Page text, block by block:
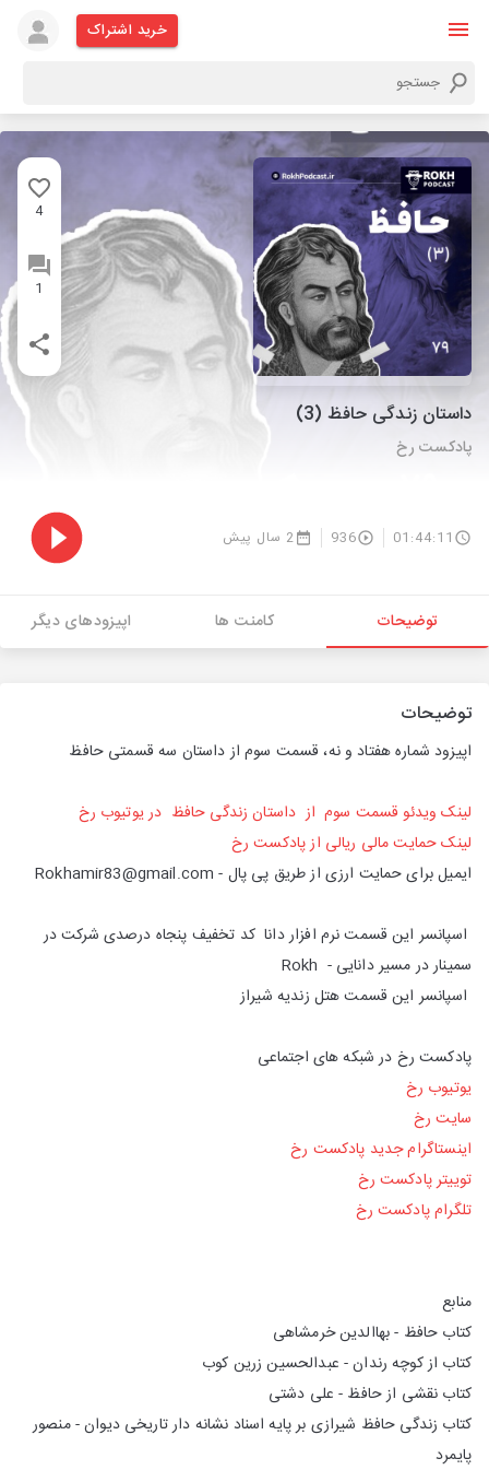
خرید اشتراک
4
1
داستان زندگی حافظ (3)
پادکست رخ
01:44:11
936 2 سال پیش
توضیحات کامنت ها اپیزودهای دیگر
توضیحات
اپیزود شماره هفتاد و نه، قسمت سوم از داستان سه قسمتی حافظ
لینک ویدئو قسمت سوم از داستان زندگی حافظ در یوتیوب رخ
لینک حمایت مالی ریالی از پادکست رخ
ایمیل برای حمایت ارزی از طریق پی پال - Rokhamir83@gmail.com
اسپانسر این قسمت نرم افزار دانا کد تخفیف پنجاه درصدی شرکت در
سمینار در مسیر دانایی - Rokh
اسپانسر این قسمت هتل زندیه شیراز
پادکست رخ در شبکه های اجتماعی
یوتیوب رخ
سایت رخ
اینستاگرام جدید پادکست رخ
توییتر پادکست رخ
تلگرام پادکست رخ
منابع
کتاب حافظ - بهاالدین خرمشاهی
کتاب از کوچه رندان - عبدالحسین زرین کوب
کتاب نقشی از حافظ - علی دشتی
کتاب زندگی حافظ شیرازی بر پایه اسناد نشانه دار تاریخی دیوان - منصور
پایمرد